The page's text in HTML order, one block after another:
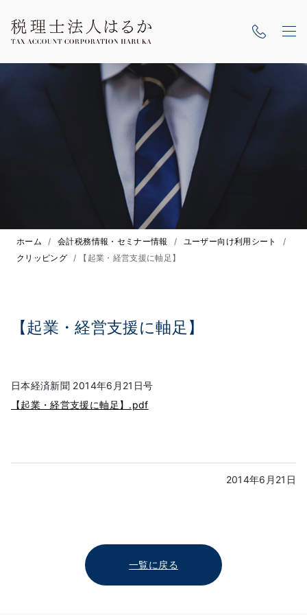
ホーム / 会計税務情報・セミナー情報 / ユーザー向け利用シート
/
クリッピング / 【起業・経営支援に軸足】
【起業・経営支援に軸足】
日本経済新聞 2014年6月21日号
【起業・経営支援に軸足】.pdf
2014年6月21日
一覧に戻る